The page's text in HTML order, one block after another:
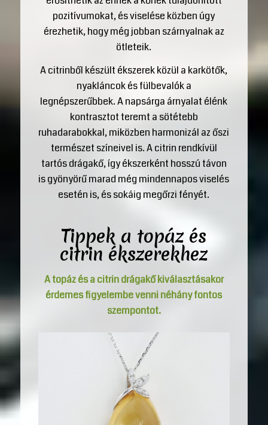
pozitívumokat, és viselése közben úgy
érezhetik, hogy még jobban szárnyalnak az
ötleteik.
A citrinből készült ékszerek közül a karkötők,
nyakláncok és fülbevalók a
legnépszerűbbek. A napsárga árnyalat élénk
kontrasztot teremt a sötétebb
ruhadarabokkal, miközben harmonizál az őszi
természet színeivel is. A citrin rendkívül
tartós drágakő, így ékszerként hosszú távon
is gyönyörű marad még mindennapos viselés
esetén is, és sokáig megőrzi fényét.
Tippek a topáz és
citrin ékszerekhez
A topáz és a citrindrágakőkiválasztásakor
érdemes figyelembe venni néhány fontos
szempontot.